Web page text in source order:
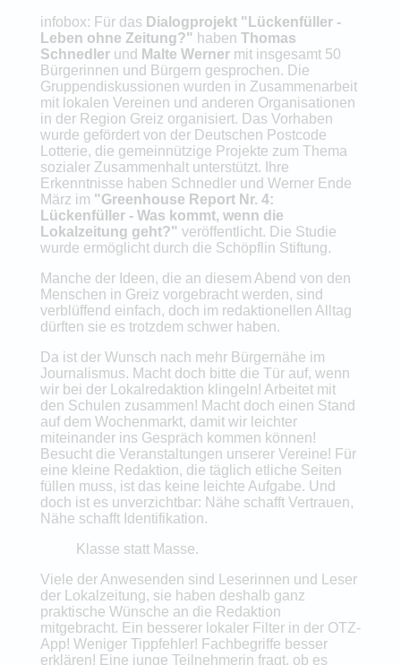
infobox: Für das Dialogprojekt "Lückenfüller -
Leben ohne Zeitung?" haben Thomas
Schnedlerund Malte Wernermit insgesamt 50
Bürgerinnen und Bürgern gesprochen. Die
Gruppendiskussionen wurden in Zusammenarbeit
mit lokalen Vereinen und anderen Organisationen
in der Region Greiz organisiert. Das Vorhaben
wurde gefördert von der Deutschen Postcode
Lotterie, die gemeinnützige Projekte zum Thema
sozialer Zusammenhalt unterstützt. Ihre
Erkenntnisse haben Schnedler und Werner Ende
März im "Greenhouse Report Nr. 4:
Lückenfüller - Was kommt, wenn die
Lokalzeitung geht?" veröffentlicht. Die Studie
wurde ermöglicht durch die Schöpflin Stiftung.
Manche der Ideen, die an diesem Abend von den
Menschen in Greiz vorgebracht werden, sind
verblüffend einfach, doch im redaktionellen Alltag
dürften sie es trotzdem schwer haben.
Da ist der Wunsch nach mehr Bürgernähe im
Journalismus. Macht doch bitte die Tür auf, wenn
wir bei der Lokalredaktion klingeln! Arbeitet mit
den Schulen zusammen! Macht doch einen Stand
auf dem Wochenmarkt, damit wir leichter
miteinander ins Gespräch kommen können!
Besucht die Veranstaltungen unserer Vereine! Für
eine kleine Redaktion, die täglich etliche Seiten
füllen muss, ist das keine leichte Aufgabe. Und
doch ist es unverzichtbar: Nähe schafft Vertrauen,
Nähe schafft Identifikation.
Klasse statt Masse.
Viele der Anwesenden sind Leserinnen und Leser
der Lokalzeitung, sie haben deshalb ganz
praktische Wünsche an die Redaktion
mitgebracht. Ein besserer lokaler Filter in der OTZ-
App! Weniger Tippfehler! Fachbegriffe besser
erklären! Eine junge Teilnehmerin fragt, ob es